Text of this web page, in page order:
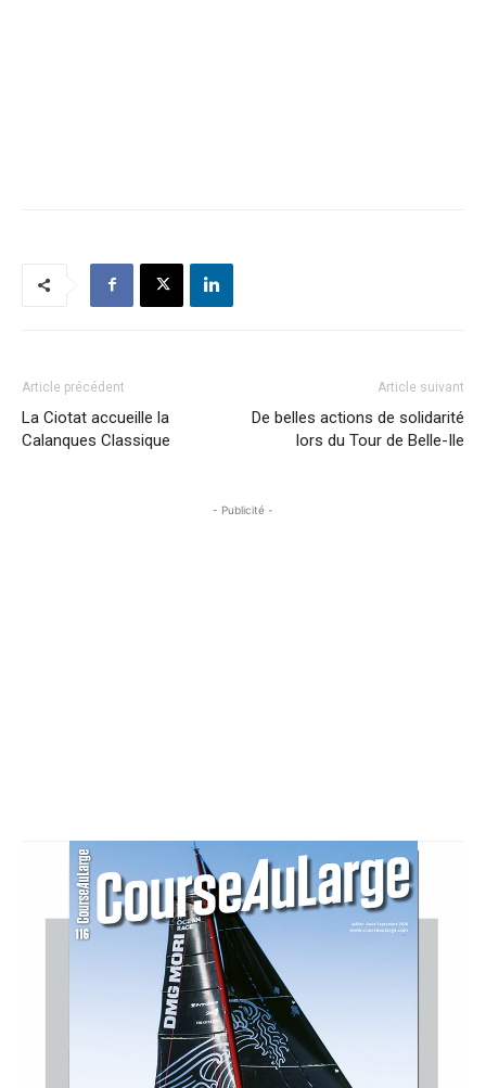
Article précédent
La Ciotat accueille la
Calanques Classique
Article suivant
De belles actions de solidarité
lors du Tour de Belle-Ile
- Publicité -